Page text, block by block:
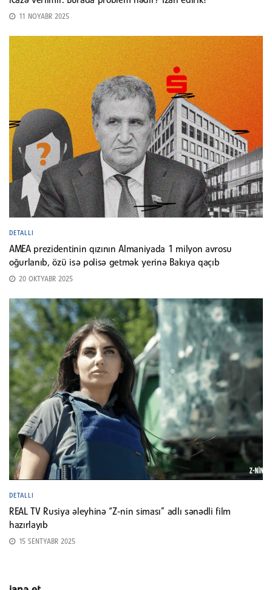
11 NOYABR 2025
DETALLI
AMEA prezidentinin qızının Almaniyada 1 milyon avrosu
oğurlanıb, özü isə polisə getmək yerinə Bakıya qaçıb
20 OKTYABR 2025
DETALLI
REAL TV Rusiya əleyhinə “Z-nin siması” adlı sənədli film
hazırlayıb
15 SENTYABR 2025